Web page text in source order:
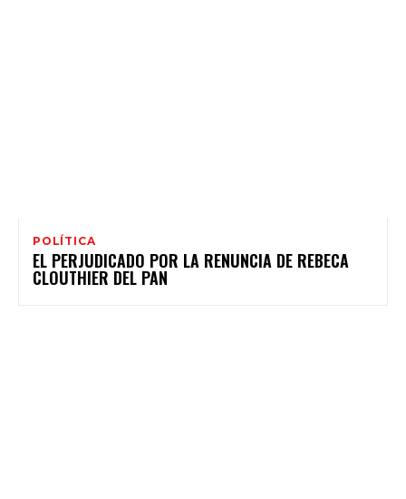
POLÍTICA
EL PERJUDICADO POR LA RENUNCIA DE REBECA
CLOUTHIER DEL PAN